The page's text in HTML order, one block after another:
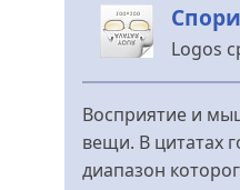
Logos
У
Восприятие и
вещи. В цитатах
диапазон